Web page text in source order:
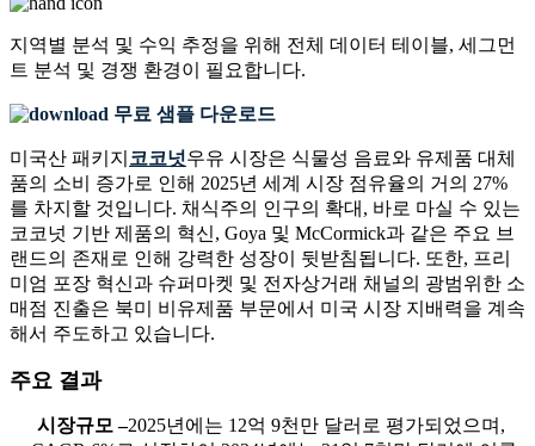
지역별 분석 및 수익 추정을 위해 전체 데이터 테이블, 세그먼
트 분석 및 경쟁 환경이 필요합니다.
무료 샘플 다운로드
미국산 패키지 코코넛우유 시장은 식물성 음료와 유제품 대체
품의 소비 증가로 인해 2025년 세계 시장 점유율의 거의 27%
를 차지할 것입니다. 채식주의 인구의 확대, 바로 마실 수 있는
코코넛 기반 제품의 혁신, Goya 및 McCormick과 같은 주요 브
랜드의 존재로 인해 강력한 성장이 뒷받침됩니다. 또한, 프리
미엄 포장 혁신과 슈퍼마켓 및 전자상거래 채널의 광범위한 소
매점 진출은 북미 비유제품 부문에서 미국 시장 지배력을 계속
해서 주도하고 있습니다.
주요 결과
시장규모 –2025년에는 12억 9천만 달러로 평가되었으며,